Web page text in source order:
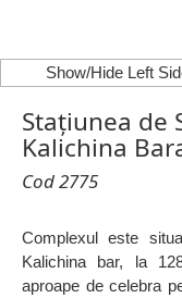
Show/Hide Left
Stațiunea de
Kalichina
Cod 2775
Complexul este
Kalichina bar, la
aproape de celebra